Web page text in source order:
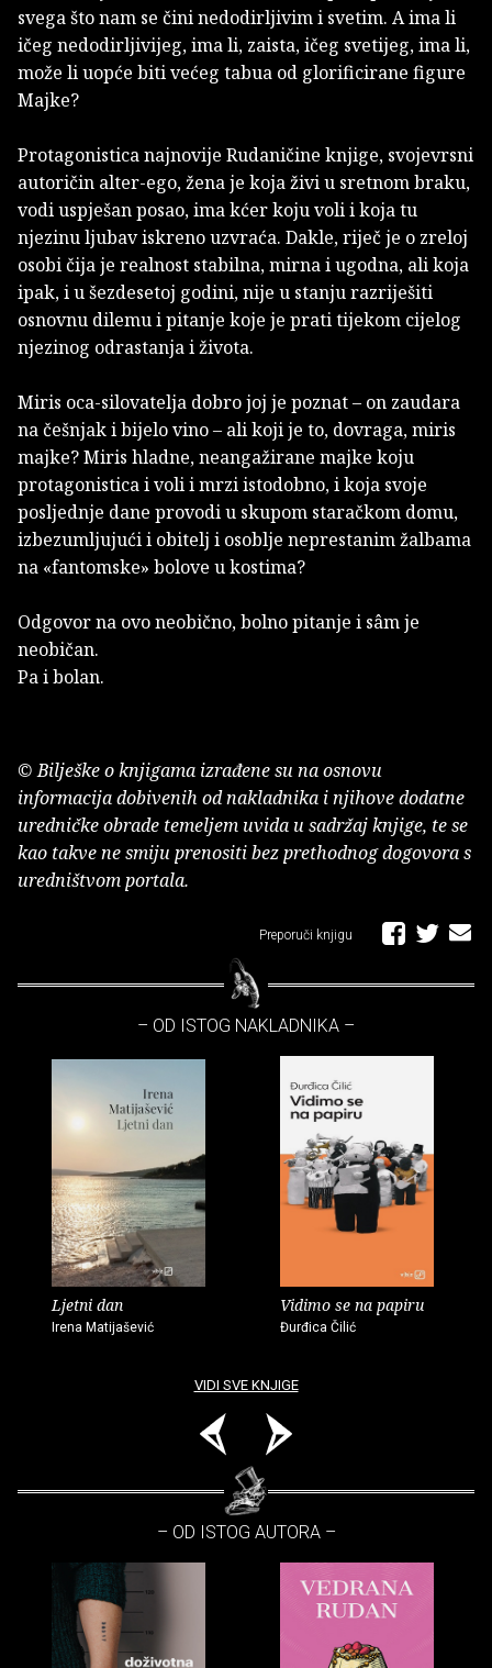
svega što nam se čini nedodirljivim i svetim. A ima li
ičeg nedodirljivijeg, ima li, zaista, ičeg svetijeg, ima li,
može li uopće biti većeg tabua od glorificirane figure
Majke?
Protagonistica najnovije Rudaničine knjige, svojevrsni
autoričin alter-ego, žena je koja živi u sretnom braku,
vodi uspješan posao, ima kćer koju voli i koja tu
njezinu ljubav iskreno uzvraća. Dakle, riječ je o zreloj
osobi čija je realnost stabilna, mirna i ugodna, ali koja
ipak, i u šezdesetoj godini, nije u stanju razriješiti
osnovnu dilemu i pitanje koje je prati tijekom cijelog
njezinog odrastanja i života.
Miris oca-silovatelja dobro joj je poznat – on zaudara
na češnjak i bijelo vino – ali koji je to, dovraga, miris
majke? Miris hladne, neangažirane majke koju
protagonistica i voli i mrzi istodobno, i koja svoje
posljednje dane provodi u skupom staračkom domu,
izbezumljujući i obitelj i osoblje neprestanim žalbama
na «fantomske» bolove u kostima?
Odgovor na ovo neobično, bolno pitanje i sâm je
neobičan.
Pa i bolan.
© Bilješke o knjigama izrađene su na osnovu
informacija dobivenih od nakladnika i njihove dodatne
uredničke obrade temeljem uvida u sadržaj knjige, te se
kao takve ne smiju prenositi bez prethodnog dogovora s
uredništvom portala.
Preporuči knjigu
– OD ISTOG NAKLADNIKA –
Ljetni dan
Irena Matijašević
Vidimo se na papiru
Đurđica Čilić
VIDI SVE KNJIGE
– OD ISTOG AUTORA –